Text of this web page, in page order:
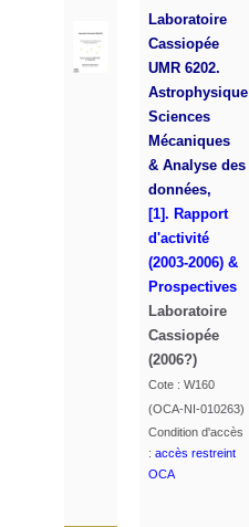
Laboratoire
Cassiopée
UMR 6202.
Astrophysique
Sciences
Mécaniques
& Analyse des
données,
[1]. Rapport
d'activité
(2003-2006) &
Prospectives
Laboratoire
Cassiopée
(2006?)
Cote : W160
(OCA-NI-010263)
Condition d'accès
: accès restreint
OCA